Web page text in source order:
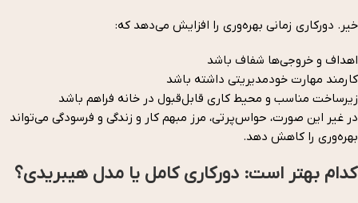
خیر. دورکاری زمانی بهره‌وری را افزایش می‌دهد که:
اهداف و خروجی‌ها شفاف باشد
کارمند مهارت خودمدیریتی داشته باشد
زیرساخت مناسب و محیط کاری قابل‌قبول در خانه فراهم باشد
در غیر این صورت، حواس‌پرتی، مرز مبهم کار و زندگی و فرسودگی می‌تواند
بهره‌وری را کاهش دهد.
کدام بهتر است: دورکاری کامل یا مدل هیبریدی؟